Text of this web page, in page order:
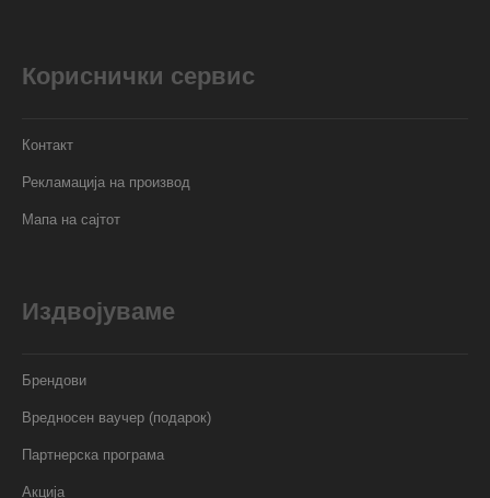
Кориснички сервис
Контакт
Рекламација на производ
Мапа на сајтот
Издвојуваме
Брендови
Вредносен ваучер (подарок)
Партнерска програма
Акција